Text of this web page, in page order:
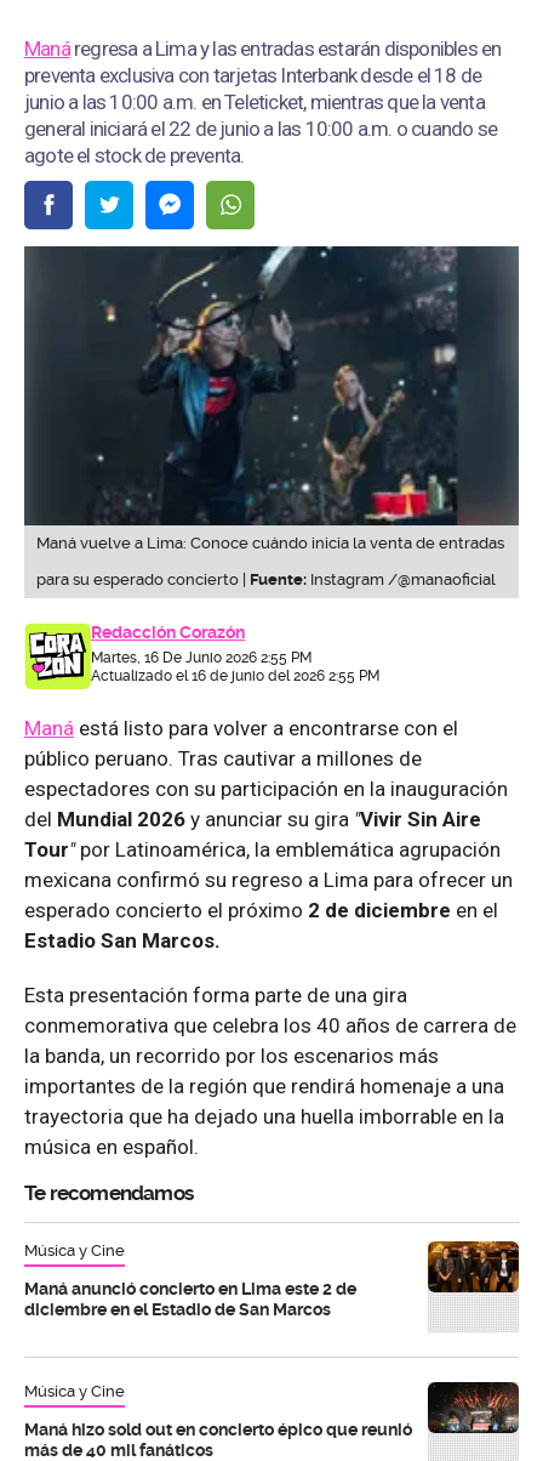
Manáregresa a Lima y las entradas estarán disponibles en
preventa exclusiva con tarjetas Interbank desde el 18 de
junio a las 10:00 a.m. en Teleticket, mientras que la venta
general iniciará el 22 de junio a las 10:00 a.m. o cuando se
agote el stock de preventa.
Maná vuelve a Lima: Conoce cuándo inicia la venta de entradas
para su esperado concierto | Fuente: Instagram /@manaoficial
Redacción Corazón
Martes, 16 De Junio 2026 2:55 PM
Actualizado el 16 de junio del 2026 2:55 PM
Maná está listo para volver a encontrarse con el
público peruano. Tras cautivar a millones de
espectadores con su participación en la inauguración
del Mundial 2026 y anunciar su gira "Vivir Sin Aire
Tour"por Latinoamérica, la emblemática agrupación
mexicana confirmó su regreso a Lima para ofrecer un
esperado concierto el próximo 2 de diciembre en el
Estadio San Marcos.
Esta presentación forma parte de una gira
conmemorativa que celebra los 40 años de carrera de
la banda, un recorrido por los escenarios más
importantes de la región que rendirá homenaje a una
trayectoria que ha dejado una huella imborrable en la
música en español.
Te recomendamos
Música y Cine
Maná anunció concierto en Lima este 2 de
diciembre en el Estadio de San Marcos
Música y Cine
Maná hizo sold out en concierto épico que reunió
más de 40 mil fanáticos